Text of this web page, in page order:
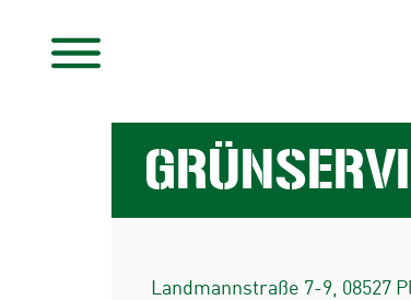
Landmannstraße 7-9 08527